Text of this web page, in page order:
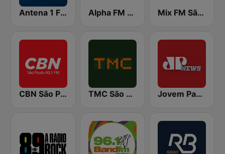
Antena 1 FM Alpha FM 101.7 Mix FM São Paulo
CBN São Paulo TMC São Paulo Jovem Pan News